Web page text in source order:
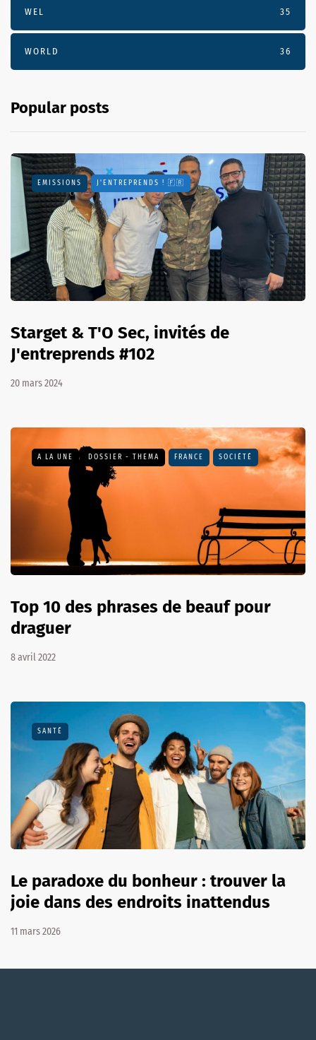
WEL 35
WORLD 36
Popular posts
EMISSIONS J'ENTREPRENDS ! 🇫🇷
Starget & T'O Sec, invités de
J'entreprends #102
20 mars 2024
A LA UNE DOSSIER - THEMA FRANCE SOCIÉTÉ
Top 10 des phrases de beauf pour
draguer
8 avril 2022
SANTÉ
Le paradoxe du bonheur : trouver la
joie dans des endroits inattendus
11 mars 2026